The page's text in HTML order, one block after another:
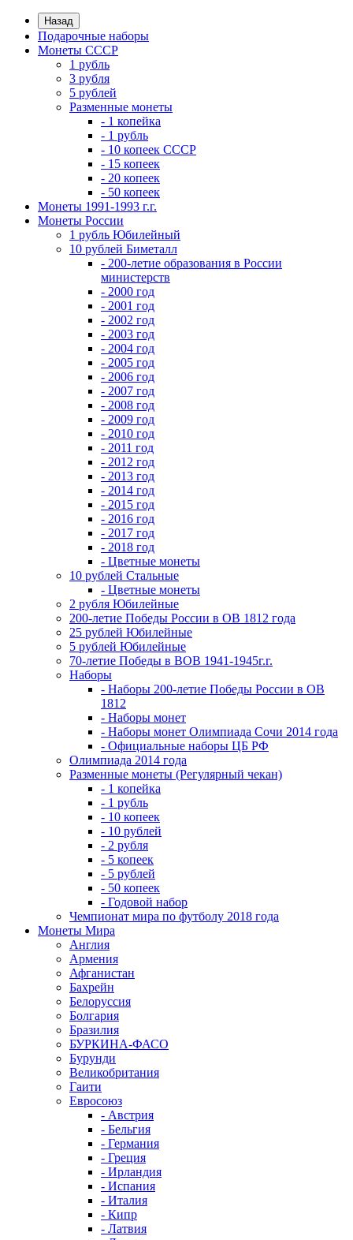
Назад
Подарочные наборы
Монеты СССР
1 рубль
3 рубля
5 рублей
Разменные монеты
- 1 копейка
- 1 рубль
- 10 копеек СССР
- 15 копеек
- 20 копеек
- 50 копеек
Монеты 1991-1993 г.г.
Монеты России
1 рубль Юбилейный
10 рублей Биметалл
- 200-летие образования в России
министерств
- 2000 год
- 2001 год
- 2002 год
- 2003 год
- 2004 год
- 2005 год
- 2006 год
- 2007 год
- 2008 год
- 2009 год
- 2010 год
- 2011 год
- 2012 год
- 2013 год
- 2014 год
- 2015 год
- 2016 год
- 2017 год
- 2018 год
- Цветные монеты
10 рублей Стальные
- Цветные монеты
2 рубля Юбилейные
200-летие Победы России в ОВ 1812 года
25 рублей Юбилейные
5 рублей Юбилейные
70-летие Победы в ВОВ 1941-1945г.г.
Наборы
- Наборы 200-летие Победы России в ОВ
1812
- Наборы монет
- Наборы монет Олимпиада Сочи 2014 года
- Официальные наборы ЦБ РФ
Олимпиада 2014 года
Разменные монеты (Регулярный чекан)
- 1 копейка
- 1 рубль
- 10 копеек
- 10 рублей
- 2 рубля
- 5 копеек
- 5 рублей
- 50 копеек
- Годовой набор
Чемпионат мира по футболу 2018 года
Монеты Мира
Англия
Армения
Афганистан
Бахрейн
Белоруссия
Болгария
Бразилия
БУРКИНА-ФАСО
Бурунди
Великобритания
Гаити
Евросоюз
- Австрия
- Бельгия
- Германия
- Греция
- Ирландия
- Испания
- Италия
- Кипр
- Латвия